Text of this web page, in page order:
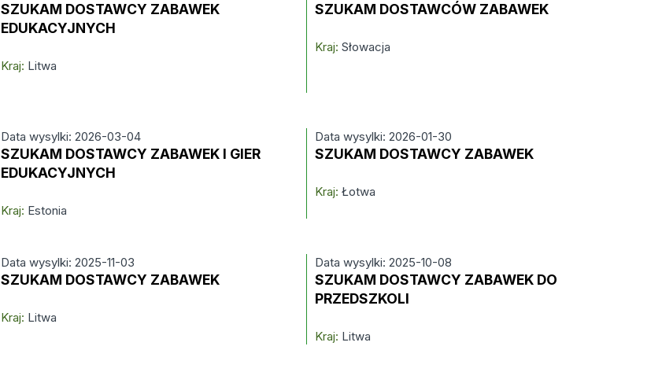
SZUKAM DOSTAWCY ZABAWEK
EDUKACYJNYCH
Kraj: Litwa
SZUKAM DOSTAWCÓW ZABAWEK
Kraj: Słowacja
Data wysylki: 2026-03-04
SZUKAM DOSTAWCY ZABAWEK I GIER
EDUKACYJNYCH
Kraj: Estonia
Data wysylki: 2026-01-30
SZUKAM DOSTAWCY ZABAWEK
Kraj: Łotwa
Data wysylki: 2025-11-03
SZUKAM DOSTAWCY ZABAWEK
Kraj: Litwa
Data wysylki: 2025-10-08
SZUKAM DOSTAWCY ZABAWEK DO
PRZEDSZKOLI
Kraj: Litwa